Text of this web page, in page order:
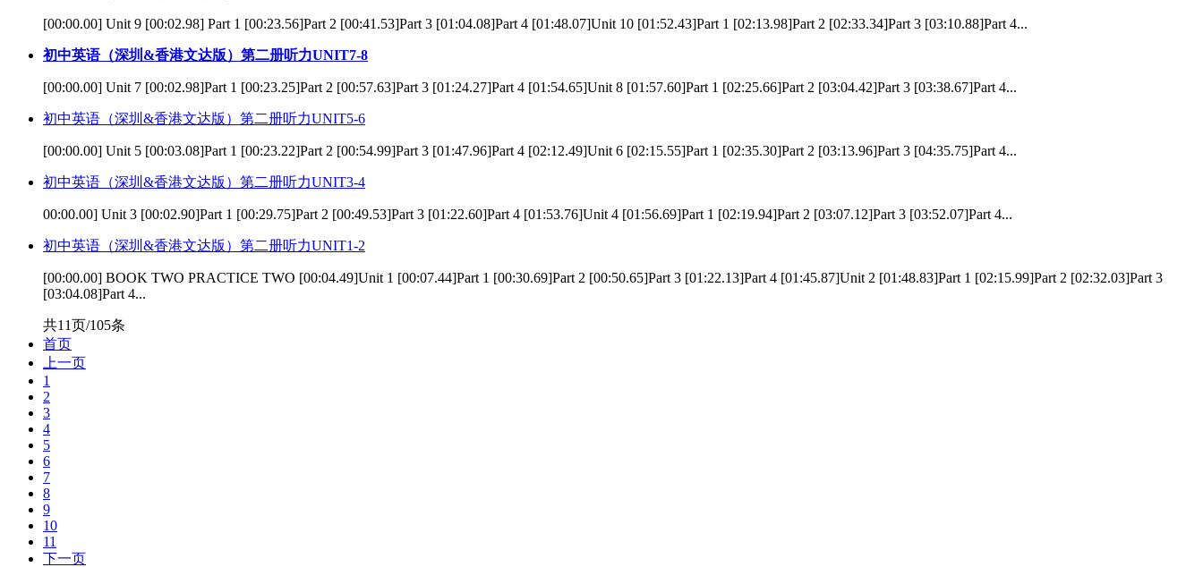
[00:00.00] Unit 9 [00:02.98] Part 1 [00:23.56]Part 2 [00:41.53]Part 3 [01:04.08]Part 4 [01:48.07]Unit 10 [01:52.43]Part 1 [02:13.98]Part 2 [02:33.34]Part 3 [03:10.88]Part 4...
初中英语（深圳&香港文达版）第二册听力UNIT7-8
[00:00.00] Unit 7 [00:02.98]Part 1 [00:23.25]Part 2 [00:57.63]Part 3 [01:24.27]Part 4 [01:54.65]Unit 8 [01:57.60]Part 1 [02:25.66]Part 2 [03:04.42]Part 3 [03:38.67]Part 4...
初中英语（深圳&香港文达版）第二册听力UNIT5-6
[00:00.00] Unit 5 [00:03.08]Part 1 [00:23.22]Part 2 [00:54.99]Part 3 [01:47.96]Part 4 [02:12.49]Unit 6 [02:15.55]Part 1 [02:35.30]Part 2 [03:13.96]Part 3 [04:35.75]Part 4...
初中英语（深圳&香港文达版）第二册听力UNIT3-4
00:00.00] Unit 3 [00:02.90]Part 1 [00:29.75]Part 2 [00:49.53]Part 3 [01:22.60]Part 4 [01:53.76]Unit 4 [01:56.69]Part 1 [02:19.94]Part 2 [03:07.12]Part 3 [03:52.07]Part 4...
初中英语（深圳&香港文达版）第二册听力UNIT1-2
[00:00.00] BOOK TWO PRACTICE TWO [00:04.49]Unit 1 [00:07.44]Part 1 [00:30.69]Part 2 [00:50.65]Part 3 [01:22.13]Part 4 [01:45.87]Unit 2 [01:48.83]Part 1 [02:15.99]Part 2 [02:32.03]Part 3
[03:04.08]Part 4...
共11页/105条
首页
上一页
1
2
3
4
5
6
7
8
9
10
11
下一页